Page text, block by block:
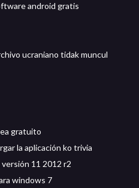
android gratis
ucraniano tidak muncul
gratuito
la aplicación ko trivia
11 2012 r2
windows 7